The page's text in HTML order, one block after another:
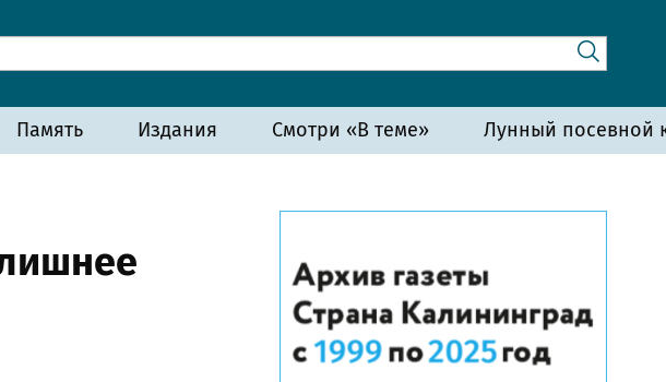
Память Издания Смотри «В теме» Лунный посевной